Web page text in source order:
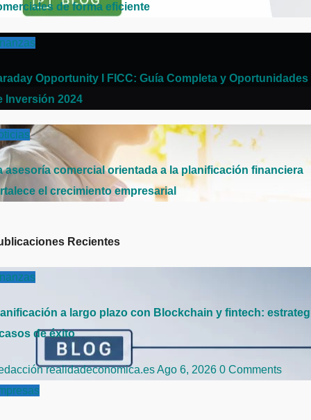
de forma eficiente
Opportunity I FICC: Guía Completa y Oportunidades
Inversión 2024
asesoría comercial orientada a la planificación financiera
el crecimiento empresarial
Recientes
a largo plazo con Blockchain y fintech:
de éxito
realidadeconomica.esAgo 6, 2026 0 Comments